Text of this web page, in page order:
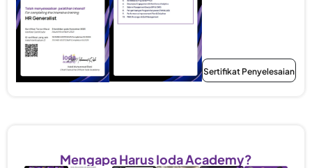
Sertifikat Penyelesaian
Mengapa Harus Ioda Academy?